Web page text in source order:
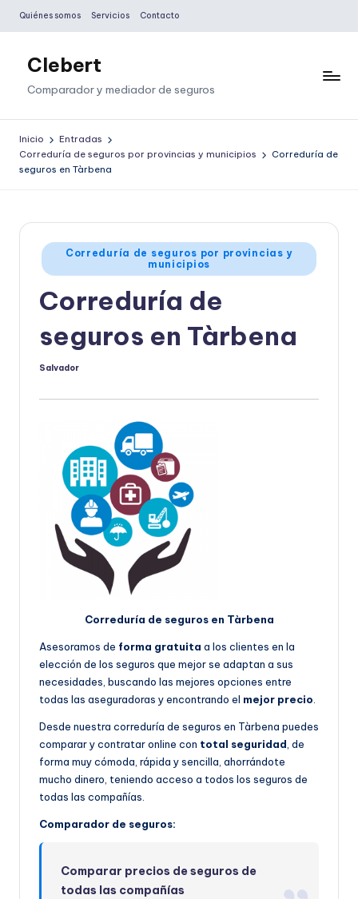
Saltar
contenido
Quiénes somos Servicios Contacto
Clebert
Comparador y mediador de seguros
Inicio
Entradas
Correduría de seguros por provincias y municipios
Correduría de
seguros en Tàrbena
Publicado
en
Correduría de seguros por provincias y
municipios
Correduría de
seguros en Tàrbena
Publicado
Salvador
Correduría de seguros en Tàrbena
Asesoramos de forma gratuita a los clientes en la
elección de los seguros que mejor se adaptan a sus
necesidades, buscando las mejores opciones entre
todas las aseguradoras y encontrando el mejor precio.
Desde nuestra correduría de seguros en Tàrbena puedes
comparar y contratar online con total seguridad, de
forma muy cómoda, rápida y sencilla, ahorrándote
mucho dinero, teniendo acceso a todos los seguros de
todas las compañías.
Comparador de seguros:
Comparar precios de seguros de
todas las compañías